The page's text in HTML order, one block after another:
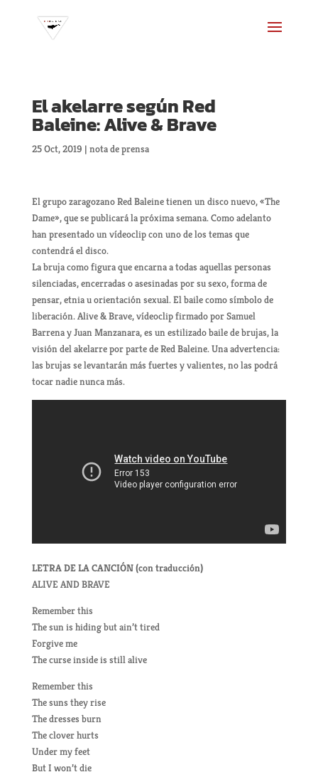
El akelarre según Red
Baleine: Alive & Brave
25 Oct, 2019 | nota de prensa
El grupo zaragozano Red Baleine tienen un disco nuevo, «The
Dame», que se publicará la próxima semana. Como adelanto
han presentado un vídeoclip con uno de los temas que
contendrá el disco.
La bruja como figura que encarna a todas aquellas personas
silenciadas, encerradas o asesinadas por su sexo, forma de
pensar, etnia u orientación sexual. El baile como símbolo de
liberación. Alive & Brave, vídeoclip firmado por Samuel
Barrena y Juan Manzanara, es un estilizado baile de brujas, la
visión del akelarre por parte de Red Baleine. Una advertencia:
las brujas se levantarán más fuertes y valientes, no las podrá
tocar nadie nunca más.
LETRA DE LA CANCIÓN (con traducción)
ALIVE AND BRAVE
Remember this
The sun is hiding but ain’t tired
Forgive me
The curse inside is still alive
Remember this
The suns they rise
The dresses burn
The clover hurts
Under my feet
But I won’t die